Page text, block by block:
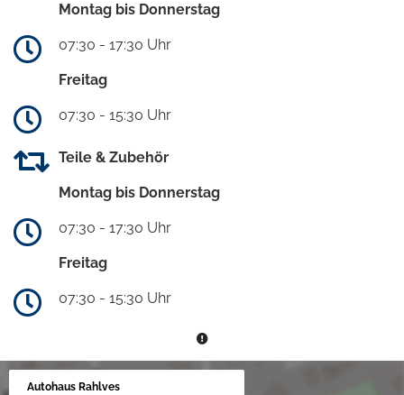
Montag bis Donnerstag
07:30 - 17:30 Uhr
Freitag
07:30 - 15:30 Uhr
Teile & Zubehör
Montag bis Donnerstag
07:30 - 17:30 Uhr
Freitag
07:30 - 15:30 Uhr
Autohaus Rahlves